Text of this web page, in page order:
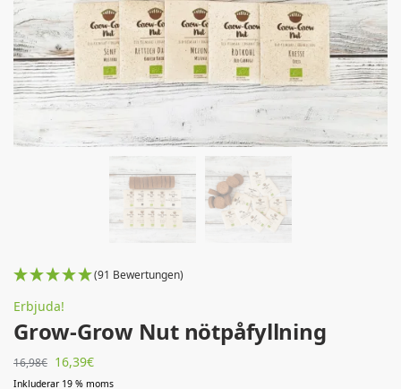
(91 Bewertungen)
Erbjuda!
Grow-Grow Nut nötpåfyllning
16,98€ 16,39€
Inkluderar 19 % moms